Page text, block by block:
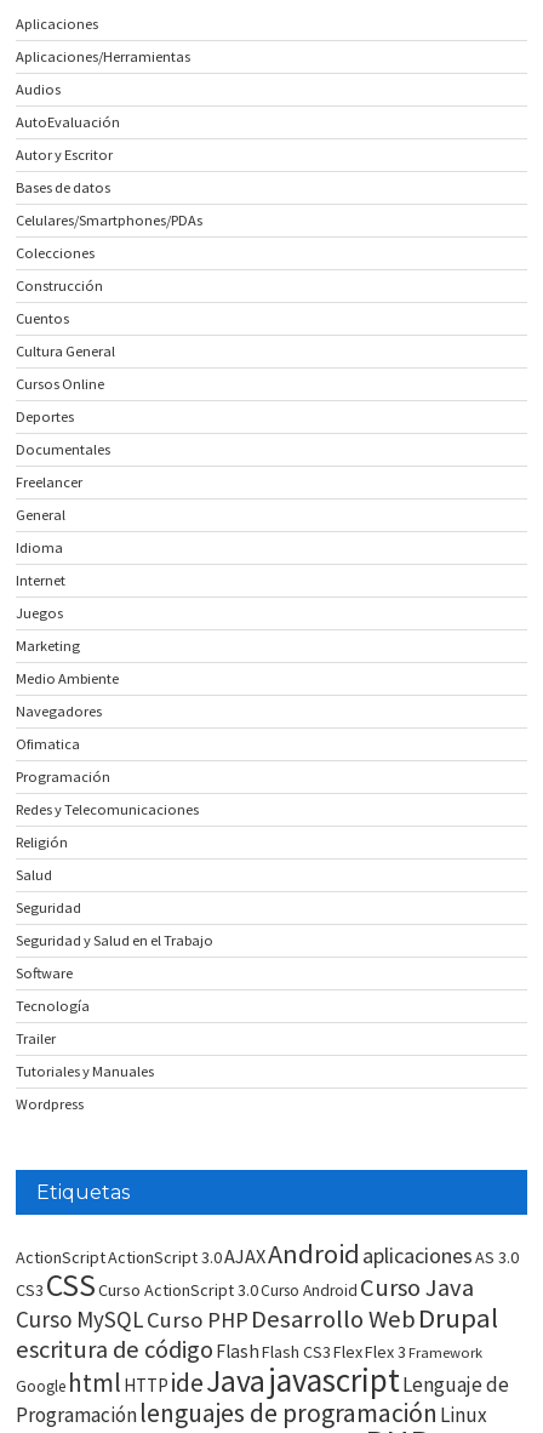
Aplicaciones
Aplicaciones/Herramientas
Audios
AutoEvaluación
Autor y Escritor
Bases de datos
Celulares/Smartphones/PDAs
Colecciones
Construcción
Cuentos
Cultura General
Cursos Online
Deportes
Documentales
Freelancer
General
Idioma
Internet
Juegos
Marketing
Medio Ambiente
Navegadores
Ofimatica
Programación
Redes y Telecomunicaciones
Religión
Salud
Seguridad
Seguridad y Salud en el Trabajo
Software
Tecnología
Trailer
Tutoriales y Manuales
Wordpress
Etiquetas
ActionScriptActionScript 3.0AJAXAndroid aplicacionesAS 3.0
CS3 CSSCurso ActionScript 3.0Curso Android Curso Java
Curso MySQLCurso PHP Desarrollo WebDrupal
escritura de código FlashFlash CS3FlexFlex 3 Framework
Google html HTTP ideJavajavascriptLenguaje de
Programaciónlenguajes de programación Linux